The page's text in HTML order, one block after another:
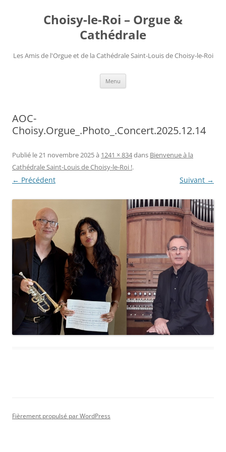
Choisy-le-Roi – Orgue &
Cathédrale
Les Amis de l'Orgue et de la Cathédrale Saint-Louis de Choisy-le-Roi
Menu
AOC-
Choisy.Orgue_.Photo_.Concert.2025.12.14
Publié le21 novembre 2025à 1241 × 834dans Bienvenue à la
Cathédrale Saint-Louis de Choisy-le-Roi !.
← Précédent Suivant →
Fièrement propulsé par WordPress